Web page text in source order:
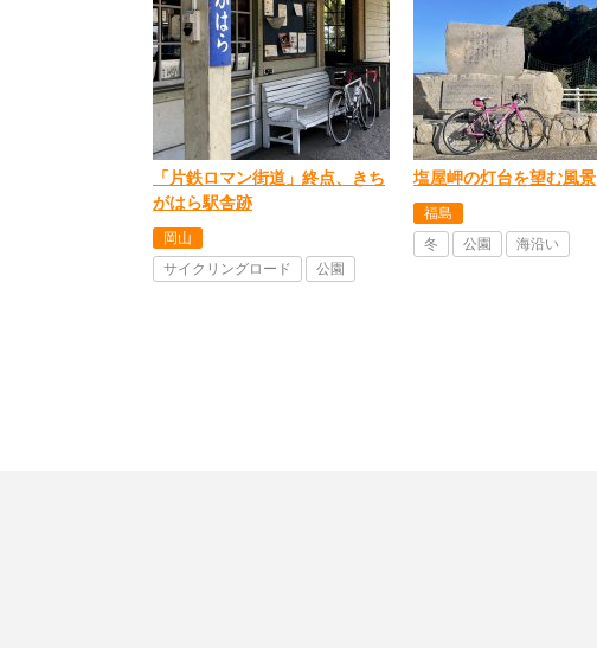
「片鉄ロマン街道」終点、きち
がはら駅舎跡
岡山
サイクリングロード
公園
塩屋岬の灯台を望む風景
福島
冬
公園 海沿い